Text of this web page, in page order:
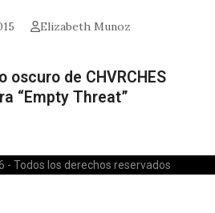
Elizabeth Munoz
oscuro de CHVRCHES
“Empty Threat”
- Todos los derechos reservados